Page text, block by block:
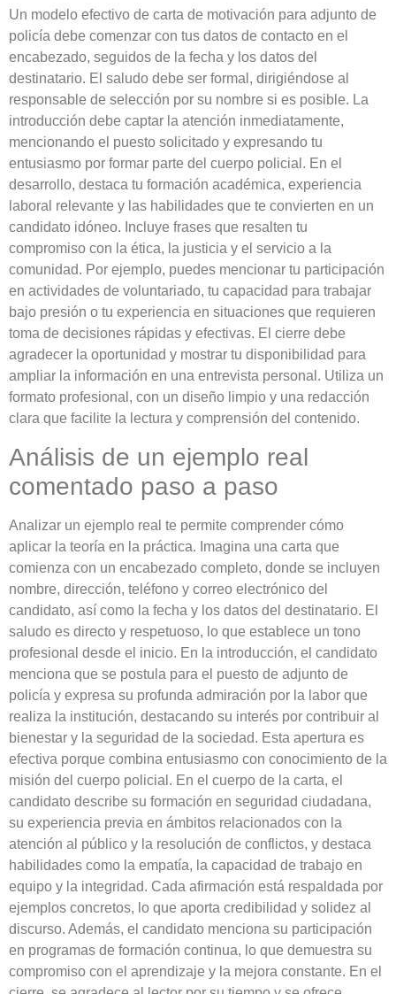
Un modelo efectivo de carta de motivación para adjunto de
policía debe comenzar con tus datos de contacto en el
encabezado, seguidos de la fecha y los datos del
destinatario. El saludo debe ser formal, dirigiéndose al
responsable de selección por su nombre si es posible. La
introducción debe captar la atención inmediatamente,
mencionando el puesto solicitado y expresando tu
entusiasmo por formar parte del cuerpo policial. En el
desarrollo, destaca tu formación académica, experiencia
laboral relevante y las habilidades que te convierten en un
candidato idóneo. Incluye frases que resalten tu
compromiso con la ética, la justicia y el servicio a la
comunidad. Por ejemplo, puedes mencionar tu participación
en actividades de voluntariado, tu capacidad para trabajar
bajo presión o tu experiencia en situaciones que requieren
toma de decisiones rápidas y efectivas. El cierre debe
agradecer la oportunidad y mostrar tu disponibilidad para
ampliar la información en una entrevista personal. Utiliza un
formato profesional, con un diseño limpio y una redacción
clara que facilite la lectura y comprensión del contenido.
Análisis de un ejemplo real
comentado paso a paso
Analizar un ejemplo real te permite comprender cómo
aplicar la teoría en la práctica. Imagina una carta que
comienza con un encabezado completo, donde se incluyen
nombre, dirección, teléfono y correo electrónico del
candidato, así como la fecha y los datos del destinatario. El
saludo es directo y respetuoso, lo que establece un tono
profesional desde el inicio. En la introducción, el candidato
menciona que se postula para el puesto de adjunto de
policía y expresa su profunda admiración por la labor que
realiza la institución, destacando su interés por contribuir al
bienestar y la seguridad de la sociedad. Esta apertura es
efectiva porque combina entusiasmo con conocimiento de la
misión del cuerpo policial. En el cuerpo de la carta, el
candidato describe su formación en seguridad ciudadana,
su experiencia previa en ámbitos relacionados con la
atención al público y la resolución de conflictos, y destaca
habilidades como la empatía, la capacidad de trabajo en
equipo y la integridad. Cada afirmación está respaldada por
ejemplos concretos, lo que aporta credibilidad y solidez al
discurso. Además, el candidato menciona su participación
en programas de formación continua, lo que demuestra su
compromiso con el aprendizaje y la mejora constante. En el